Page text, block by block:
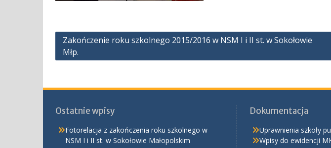
Nawigacja
wpisu
Zakończenie roku szkolnego 2015/2016 w NSM I i II st. w Sokołowie
Młp.
Ostatnie wpisy
Fotorelacja z zakończenia roku szkolnego w
NSM I i II st. w Sokołowie Małopolskim
Dokumentacja
Uprawnienia szkoły
Wpisy do ewidencji